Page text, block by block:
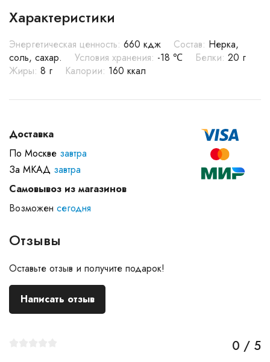
Характеристики
Энергетическая ценность: 660 кдж Состав: Нерка,
соль, сахар.
Условия хранения: -18 ℃ Белки: 20 г
Жиры: 8 г Калории: 160 ккал
Доставка
По Москве завтра
За МКАД завтра
Самовывоз из магазинов
Возможен сегодня
Отзывы
Оставьте отзыв и получите подарок!
Написать отзыв
0 / 5